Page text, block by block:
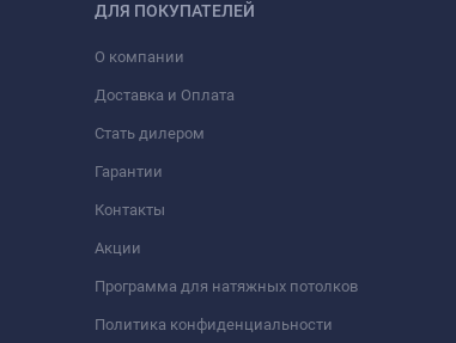
ДЛЯ ПОКУПАТЕЛЕЙ
О компании
Доставка и Оплата
Стать дилером
Гарантии
Контакты
Акции
Программа для натяжных потолков
Политика конфиденциальности